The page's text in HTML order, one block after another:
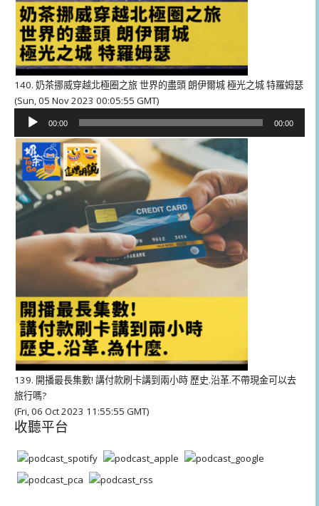
140. 奶茶挪威穿越北極圈之旅 世界的盡頭 朗伊爾城 極光之城 特羅姆瑟
(Sun, 05 Nov 2023 00:05:55 GMT)
播
放
器
00:00 00:00
139. 開播最長集數! 講付款刷卡講到兩小時 歷史.沿革.不帶現金可以去
旅行嗎?
(Fri, 06 Oct 2023 11:55:55 GMT)
收聽平台